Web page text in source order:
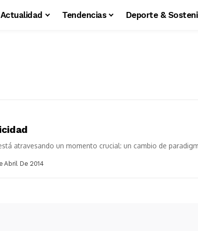
Actualidad Tendencias Deporte &
atravesando un momento crucial: un cambio de
Abril De 2014